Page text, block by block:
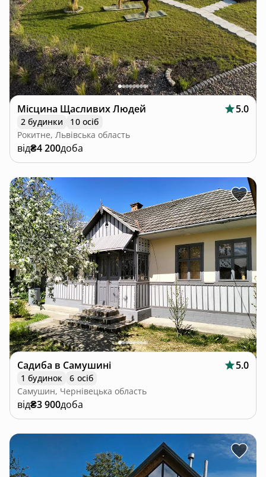
Місцина Щасливих Людей 5.0
2 будинки
10 осіб
Рокитне, Львівська область
від₴4 200доба
Садиба в Самушині 5.0
1 будинок
6 осіб
Самушин, Чернівецька область
від₴3 900доба